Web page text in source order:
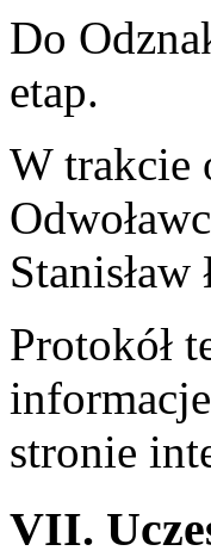
Do
etap.
W trakcie
Protokół
stronie
VII.